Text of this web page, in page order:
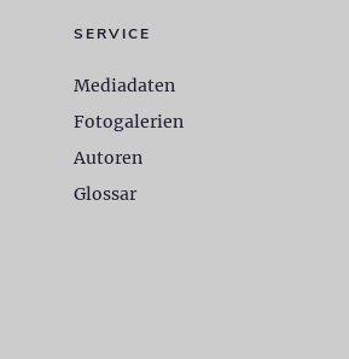
SERVICE
Mediadaten
Fotogalerien
Autoren
Glossar